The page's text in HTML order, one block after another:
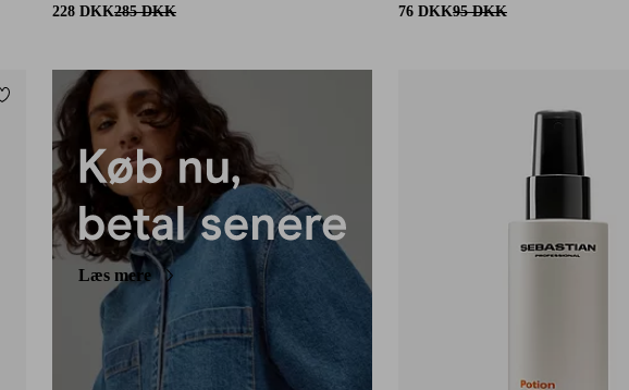
228 DKK285 DKK
76 DKK95 DKK
Tilføj til favoritter
Læs mere